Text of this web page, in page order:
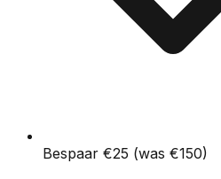
Bespaar €25 (was €150)